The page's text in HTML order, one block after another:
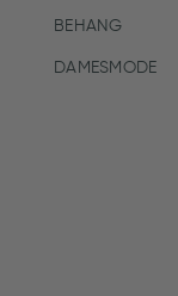
BEHANG
DAMESMODE